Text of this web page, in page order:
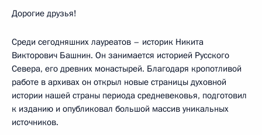
Дорогие друзья!
Среди сегодняшних лауреатов – историк Никита
Викторович Башнин. Он занимается историей Русского
Севера, его древних монастырей. Благодаря кропотливой
работе в архивах он открыл новые страницы духовной
истории нашей страны периода средневековья, подготовил
к изданию и опубликовал большой массив уникальных
источников.